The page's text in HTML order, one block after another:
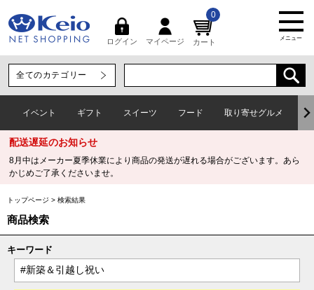
ログイン マイページ カート
0
メニュー
イベント ギフト スイーツ フード 取り寄せグルメ
配送遅延のお知らせ
8月中はメーカー夏季休業により商品の発送が遅れる場合がございます。あら
かじめご了承くださいませ。
トップページ > 検索結果
商品検索
キーワード